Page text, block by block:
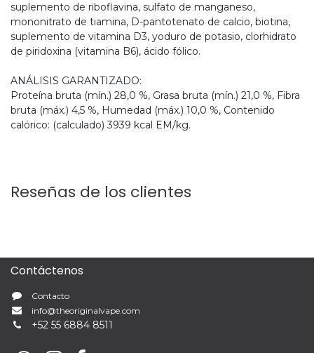
suplemento de riboflavina, sulfato de manganeso,
mononitrato de tiamina, D-pantotenato de calcio, biotina,
suplemento de vitamina D3, yoduro de potasio, clorhidrato
de piridoxina (vitamina B6), ácido fólico.
ANÁLISIS GARANTIZADO:
Proteína bruta (mín.) 28,0 %, Grasa bruta (mín.) 21,0 %, Fibra
bruta (máx.) 4,5 %, Humedad (máx.) 10,0 %, Contenido
calórico: (calculado) 3939 kcal EM/kg.
Reseñas de los clientes
Contáctenos
Contacto
info@theoriginalvape.com
+52 55 6884 8511